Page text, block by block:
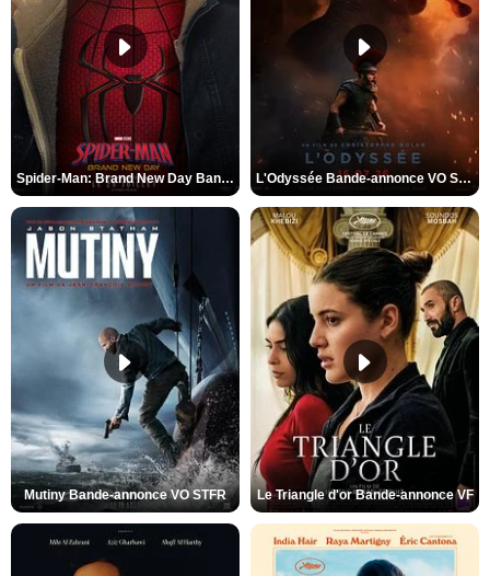
Spider-Man: Brand New Day Bande-annonce VO STFR L'Odyssée Bande-annonce VO STFR
Mutiny Bande-annonce VO STFR Le Triangle d'or Bande-annonce VF